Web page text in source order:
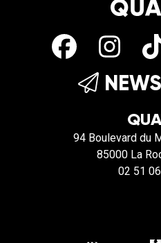
94 Boulevard du
85000 La
02 51